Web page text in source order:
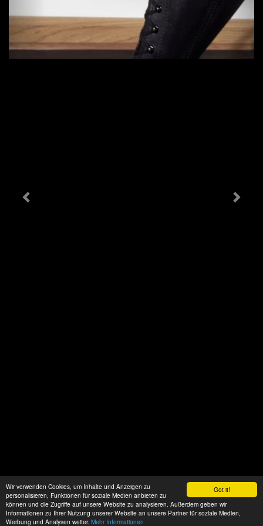
Got it!
Wir verwenden Cookies, um Inhalte und Anzeigen zu
personalisieren, Funktionen für soziale Medien anbieten zu
können und die Zugriffe auf unsere Website zu analysieren. Außerdem geben wir
Informationen zu Ihrer Nutzung unserer Website an unsere Partner für soziale Medien,
Werbung und Analysen weiter. Mehr Informationen